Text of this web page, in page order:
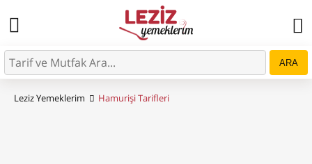
ARA
Leziz Yemeklerim Hamurişi Tarifleri